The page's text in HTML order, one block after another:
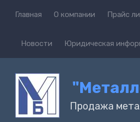
Главная О компании Прайс
Новости Юридическая
Продажа